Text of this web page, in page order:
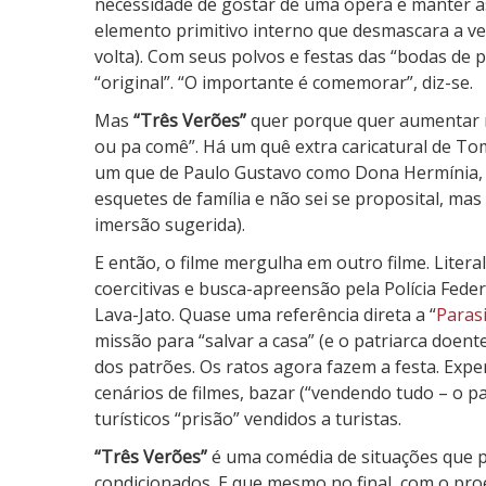
necessidade de gostar de uma ópera e manter
elemento primitivo interno que desmascara a
volta). Com seus polvos e festas das “bodas
“original”. “O importante é comemorar”, diz-se.
Mas “Três Verões”quer porque quer aumentar
ou pa comê”. Há um quê extra caricatural de
um que de Paulo Gustavo como Dona
esquetes de família e não sei se proposital,
imersão sugerida).
E então, o filme mergulha em outro filme.
coercitivas e busca-apreensão pela Polícia
Lava-Jato. Quase uma referência direta a “
missão para “salvar a casa” (e o patriarca
dos patrões. Os ratos agora fazem a festa.
cenários de filmes, bazar (“vendendo tudo – o
turísticos “prisão” vendidos a turistas.
“Três Verões”é uma comédia de situações